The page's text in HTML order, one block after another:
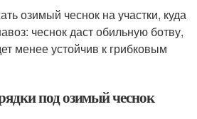
озимый чеснок на участки, куда
чеснок даст обильную ботву,
менее устойчив к грибковым
под озимый чеснок